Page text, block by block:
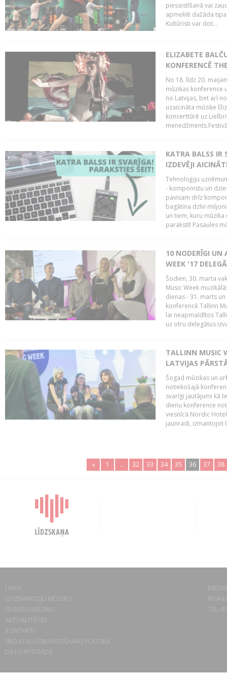
piesaistīšanā vai
apmeklē dažāda
Kultūristi var dot...
ELIZABETE
KONFERENCĒ
No 18. līdz 20.
mūzikas konference
no Latvijas, bet aŗī
uzaicināta mūziķe
koncerttūrē uz
KATRA BALSS IR
IZDEVĒJI
Tehnoloģiju
- komponistu un
pavisam drīz
bagātina dzīvi
un tiem, kuru
parakstīt Pasaules
10 NODERĪGI UN
WEEK '17
Šodien, 30. marta
Music Week
dienas - 31. marts
konferencē.Tallinn
lai neapmaldītos
uz otru delegātus
TALLINN MUSIC
LATVIJAS
Šogad mūzikas un
notiekošajā
svarīgi jautājumi kā
dienu konference
viesnīcā Nordic
jaunradi, izmantojot
« 1 .. 32 33 34 35 36 37 38
LAIPA
ES IZMANTOJU MŪZIKU
ES RADU MŪZIKU
AKTUALITĀTES
KONTAKTI
SĪKDATŅU IZMANTOŠANAS POLITIKA
DATU APSTRĀDE
TEL.